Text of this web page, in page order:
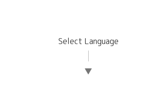
Select Language
▼